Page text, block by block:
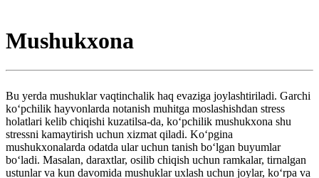
Mushukxona
Bu yerda mushuklar vaqtinchalik haq evaziga joylashtiriladi. Garchi
koʻpchilik hayvonlarda notanish muhitga moslashishdan stress
holatlari kelib chiqishi kuzatilsa-da, koʻpchilik mushukxona shu
stressni kamaytirish uchun xizmat qiladi. Koʻpgina
mushukxonalarda odatda ular uchun tanish boʻlgan buyumlar
boʻladi. Masalan, daraxtlar, osilib chiqish uchun ramkalar, tirnalgan
ustunlar va kun davomida mushuklar uxlash uchun joylar, koʻrpa va